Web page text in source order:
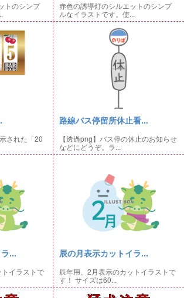
トのシンプ
赤色の誘導灯のシルエットのシンプ
ルなイラストです。使...
された「20
路線バス停留所休止看...
【透過png】バス停の休止のお知らせ
などにどうぞ。ラ...
...
イラストで
辰の月表示カットイラ...
辰年用、2月表示のカットイラストで
す！ サイズは60...